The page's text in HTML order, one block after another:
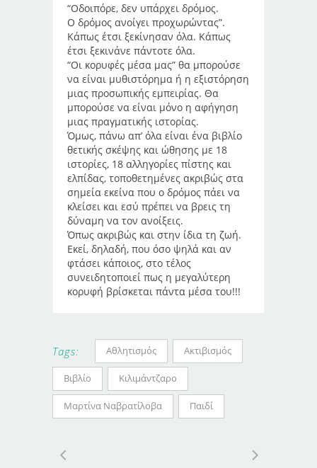
“Οδοιπόρε, δεν υπάρχει δρόμος.
Ο δρόμος ανοίγει προχωρώντας”.
Κάπως έτσι ξεκίνησαν όλα. Κάπως
έτσι ξεκινάνε πάντοτε όλα.
“Οι κορυφές μέσα μας” θα μπορούσε
να είναι μυθιστόρημα ή η εξιστόρηση
μιας προσωπικής εμπειρίας. Θα
μπορούσε να είναι μόνο η αφήγηση
μιας πραγματικής ιστορίας.
Όμως, πάνω απ’ όλα είναι ένα βιβλίο
θετικής σκέψης και ώθησης με 18
ιστορίες, 18 αλληγορίες πίστης και
ελπίδας, τοποθετημένες ακριβώς στα
σημεία εκείνα που ο δρόμος πάει να
κλείσει και εσύ πρέπει να βρεις τη
δύναμη να τον ανοίξεις.
Όπως ακριβώς και στην ίδια τη ζωή.
Εκεί, δηλαδή, που όσο ψηλά και αν
φτάσει κάποιος, στο τέλος
συνειδητοποιεί πως η μεγαλύτερη
κορυφή βρίσκεται πάντα μέσα του!!!
Tags: Αθλητισμός Ακτιβισμός
Βιβλίο Κιλιμάντζαρο
Μαρτίνα Ναβρατίλοβα Παιδί